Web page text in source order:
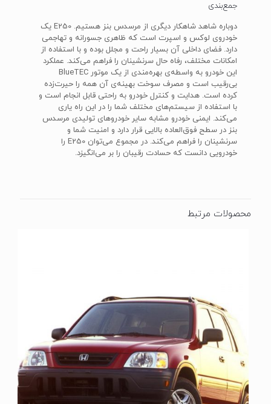
جمع‌بندی
دوباره شاهد شاهکار دیگری از مرسدس بنز هستیم. E250 یک
خودروی لوکس و اسپرت است که ظاهری جسورانه و تهاجمی
دارد. فضای داخلی آن بسیار راحت و مجلل بوده و با استفاده از
امکانات مختلف، رفاه حال سرنشینان را فراهم می‌کند. عملکرد
این خودرو به واسطه‌ی بهره‌مندی از یک موتور BlueTEC
بی‌رقیب است و مصرف سوخت بهینه‌ی آن همه را حیرت‌زده
کرده است. هدایت و کنترل خودرو به راحتی قابل انجام است و
با استفاده از سیستم‌های مختلف شما را در این راه یاری
می‌کند. ایمنی خودرو مشابه سایر خودروهای تولیدی مرسدس
بنز در سطح فوق‌العاده بالایی قرار دارد و امنیت شما و
سرنشینان را فراهم می‌کند. در مجموع می‌توان E250 را
خودرویی دانست که حسادت رقیبان را بر می‌انگیزد.
محصولات مرتبط